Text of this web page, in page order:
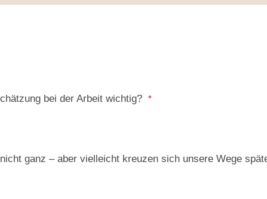
bei der Arbeit wichtig? *
ganz – aber vielleicht kreuzen sich unsere Wege